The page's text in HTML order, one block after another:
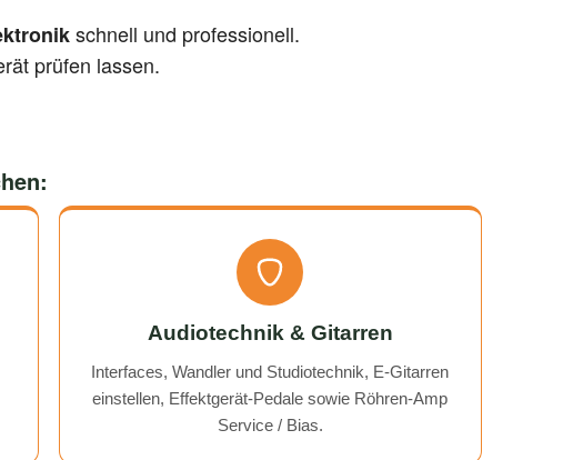
schnell und professionell.
prüfen lassen.
Audiotechnik & Gitarren
Interfaces, Wandler und Studiotechnik, E-Gitarren
einstellen, Effektgerät-Pedale sowie Röhren-Amp
Service / Bias.